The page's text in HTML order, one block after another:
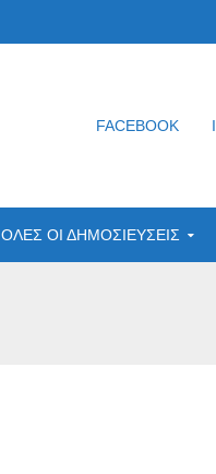
FACEBOOK
ΟΛΕΣ ΟΙ ΔΗΜΟΣΙΕΥΣΕΙΣ